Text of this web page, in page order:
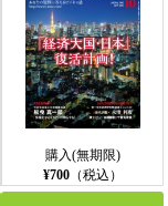
購入(無期限)
¥700（税込）